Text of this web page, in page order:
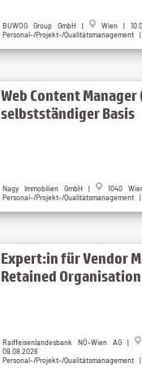
BUWOG Group GmbH |
Wien |
Personal-/Projekt-/
Web Content
selbstständiger Basis
Nagy Immobilien GmbH |
1040
Personal-/Projekt-/
Expert:in für Vendor
Retained
Raiffeisenlandesbank NÖ-Wien AG |
09.08.2026
Personal-/Projekt-/